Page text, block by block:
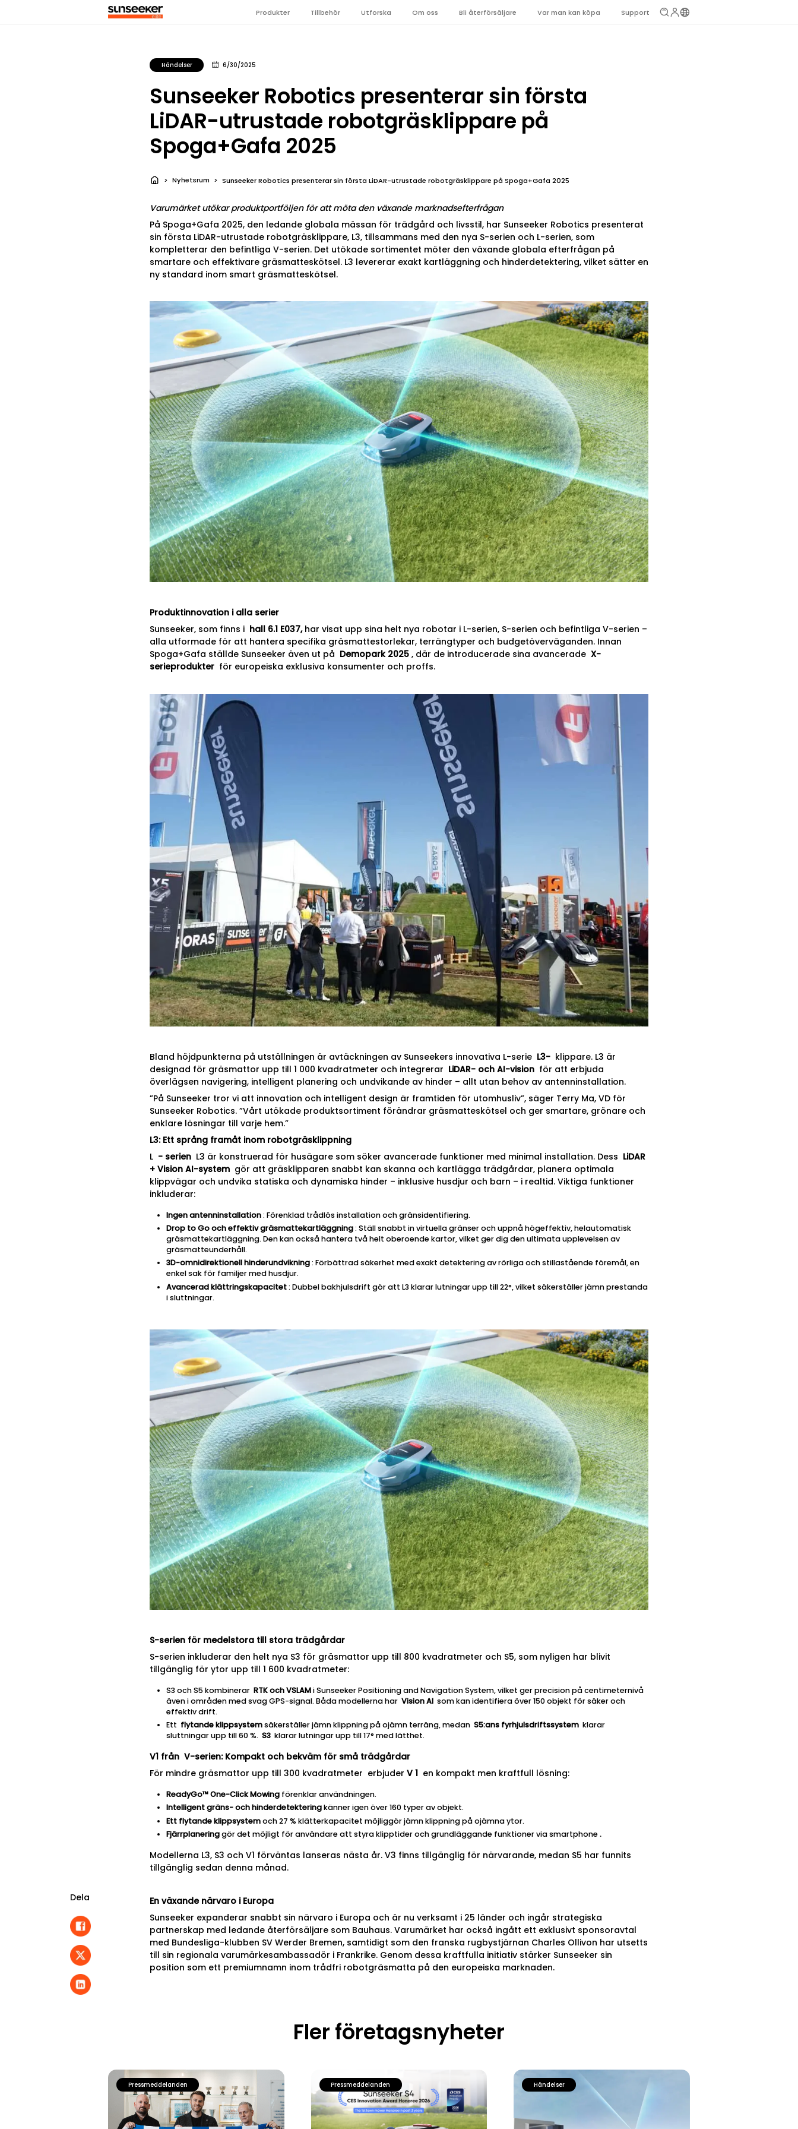
Produkter Tillbehör Utforska Om oss Bli återförsäljare Var man kan köpa Support
Händelser 6/30/2025
Sunseeker Robotics presenterar sin första
LiDAR-utrustade robotgräsklippare på
Spoga+Gafa 2025
Nyhetsrum Sunseeker Robotics presenterar sin första LiDAR-utrustade robotgräsklippare på Spoga+Gafa 2025
Dela
Varumärket utökar produktportföljen för att möta den växande marknadsefterfrågan
På Spoga+Gafa 2025, den ledande globala mässan för trädgård och livsstil, har Sunseeker Robotics presenterat
sin första LiDAR-utrustade robotgräsklippare, L3, tillsammans med den nya S-serien och L-serien, som
kompletterar den befintliga V-serien. Det utökade sortimentet möter den växande globala efterfrågan på
smartare och effektivare gräsmatteskötsel. L3 levererar exakt kartläggning och hinderdetektering, vilket sätter en
ny standard inom smart gräsmatteskötsel.
Produktinnovation i alla serier
Sunseeker, som finns i hall 6.1 E037,har visat upp sina helt nya robotar i L-serien, S-serien och befintliga V-serien –
alla utformade för att hantera specifika gräsmattestorlekar, terrängtyper och budgetöverväganden. Innan
Spoga+Gafa ställde Sunseeker även ut på Demopark 2025 , där de introducerade sina avancerade X-
serieprodukter för europeiska exklusiva konsumenter och proffs.
Bland höjdpunkterna på utställningen är avtäckningen av Sunseekers innovativa L-serie L3- klippare. L3 är
designad för gräsmattor upp till 1 000 kvadratmeter och integrerar LiDAR- och AI-vision för att erbjuda
överlägsen navigering, intelligent planering och undvikande av hinder – allt utan behov av antenninstallation.
”På Sunseeker tror vi att innovation och intelligent design är framtiden för utomhusliv”, säger Terry Ma, VD för
Sunseeker Robotics. ”Vårt utökade produktsortiment förändrar gräsmatteskötsel och ger smartare, grönare och
enklare lösningar till varje hem.”
L3: Ett språng framåt inom robotgräsklippning
L - serien L3 är konstruerad för husägare som söker avancerade funktioner med minimal installation. Dess LiDAR
+ Vision AI-system gör att gräsklipparen snabbt kan skanna och kartlägga trädgårdar, planera optimala
klippvägar och undvika statiska och dynamiska hinder – inklusive husdjur och barn – i realtid. Viktiga funktioner
inkluderar:
Ingen antenninstallation: Förenklad trådlös installation och gränsidentifiering.
Drop to Go och effektiv gräsmattekartläggning: Ställ snabbt in virtuella gränser och uppnå högeffektiv, helautomatisk
gräsmattekartläggning. Den kan också hantera två helt oberoende kartor, vilket ger dig den ultimata upplevelsen av
gräsmatteunderhåll.
3D-omnidirektionell hinderundvikning: Förbättrad säkerhet med exakt detektering av rörliga och stillastående föremål, en
enkel sak för familjer med husdjur.
Avancerad klättringskapacitet: Dubbel bakhjulsdrift gör att L3 klarar lutningar upp till 22°, vilket säkerställer jämn prestanda
i sluttningar.
S-serien för medelstora till stora trädgårdar
S-serien inkluderar den helt nya S3 för gräsmattor upp till 800 kvadratmeter och S5, som nyligen har blivit
tillgänglig för ytor upp till 1 600 kvadratmeter:
S3 och S5 kombinerar RTK och VSLAMi Sunseeker Positioning and Navigation System, vilket ger precision på centimeternivå
även i områden med svag GPS-signal. Båda modellerna har Vision AIsom kan identifiera över 150 objekt för säker och
effektiv drift.
Ett flytande klippsystemsäkerställer jämn klippning på ojämn terräng, medan S5:ans fyrhjulsdriftssystemklarar
sluttningar upp till 60 %. S3klarar lutningar upp till 17° med lätthet.
V1 från V-serien: Kompakt och bekväm för små trädgårdar
För mindre gräsmattor upp till 300 kvadratmeter erbjuder V 1 en kompakt men kraftfull lösning:
ReadyGo™ One-Click Mowingförenklar användningen.
Intelligent gräns- och hinderdetekteringkänner igen över 160 typer av objekt.
Ett flytande klippsystemoch 27 % klätterkapacitet möjliggör jämn klippning på ojämna ytor.
Fjärrplaneringgör det möjligt för användare att styra klipptider och grundläggande funktioner via smartphone.
Modellerna L3, S3 och V1 förväntas lanseras nästa år. V3 finns tillgänglig för närvarande, medan S5 har funnits
tillgänglig sedan denna månad.
En växande närvaro i Europa
Sunseeker expanderar snabbt sin närvaro i Europa och är nu verksamt i 25 länder och ingår strategiska
partnerskap med ledande återförsäljare som Bauhaus. Varumärket har också ingått ett exklusivt sponsoravtal
med Bundesliga-klubben SV Werder Bremen, samtidigt som den franska rugbystjärnan Charles Ollivon har utsetts
till sin regionala varumärkesambassadör i Frankrike. Genom dessa kraftfulla initiativ stärker Sunseeker sin
position som ett premiumnamn inom trådfri robotgräsmatta på den europeiska marknaden.
Fler företagsnyheter
Pressmeddelanden Pressmeddelanden Händelser